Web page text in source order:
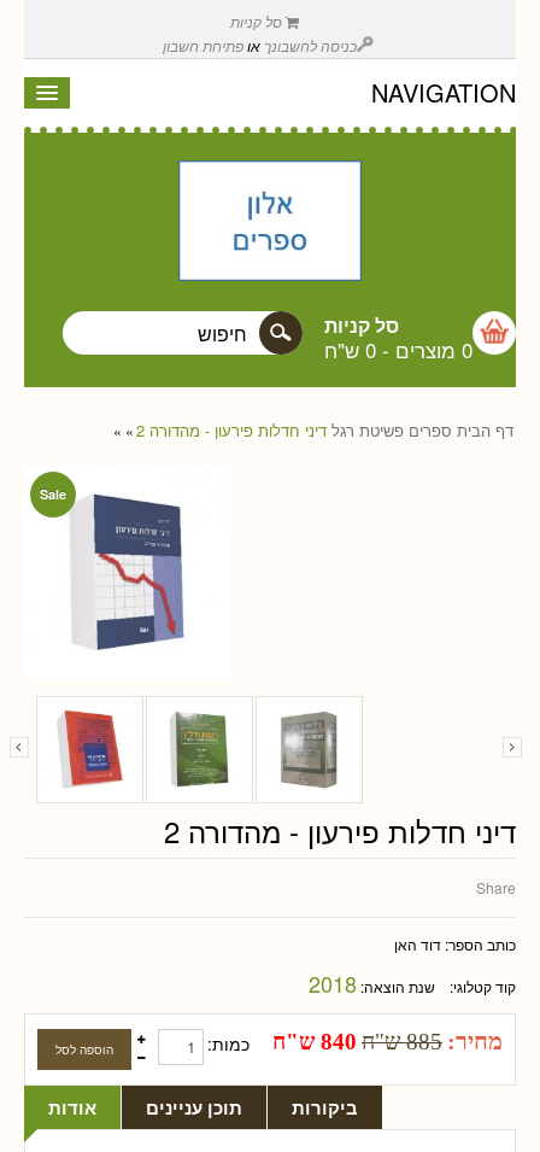
סל קניות
כניסה לחשבונך אופתיחת חשבון
NAVIGATION
סל קניות
0 מוצרים - 0 ש"ח
דף הבית » ספרים פשיטת רגל » דיני חדלות פירעון - מהדורה 2
Sale
דיני חדלות פירעון - מהדורה 2
Share
כותב הספר: דוד האן
קוד קטלוגי: שנת הוצאה: 2018
מחיר: 885 ש"ח 840 ש"ח כמות:
אודות תוכן עניינים ביקורות